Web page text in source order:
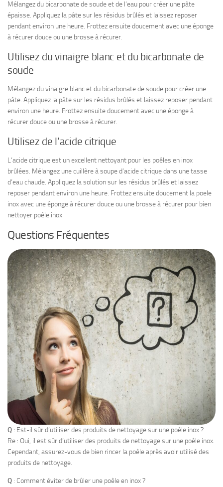
Mélangez du bicarbonate de soude et de l’eau pour créer une pâte
épaisse. Appliquez la pâte sur les résidus brûlés et laissez reposer
pendant environ une heure. Frottez ensuite doucement avec une éponge
à récurer douce ou une brosse à récurer.
Utilisez du vinaigre blanc et du bicarbonate de
soude
Mélangez du vinaigre blanc et du bicarbonate de soude pour créer une
pâte. Appliquez la pâte sur les résidus brûlés et laissez reposer pendant
environ une heure. Frottez ensuite doucement avec une éponge à
récurer douce ou une brosse à récurer.
Utilisez de l’acide citrique
L’acide citrique est un excellent nettoyant pour les poêles en inox
brûlées. Mélangez une cuillère à soupe d’acide citrique dans une tasse
d’eau chaude. Appliquez la solution sur les résidus brûlés et laissez
reposer pendant environ une heure. Frottez ensuite doucement la poele
inox avec une éponge à récurer douce ou une brosse à récurer pour bien
nettoyer poêle inox.
Questions Fréquentes
Q : Est-il sûr d’utiliser des produits de nettoyage sur une poêle inox ?
Re : Oui, il est sûr d’utiliser des produits de nettoyage sur une poêle inox.
Cependant, assurez-vous de bien rincer la poêle après avoir utilisé des
produits de nettoyage.
Q : Comment éviter de brûler une poêle en inox ?